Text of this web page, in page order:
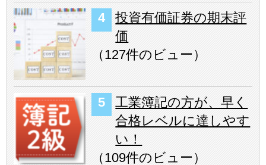
投資有価証券の期末評
価
（127件のビュー ）
工業簿記の方が、早く
合格レベルに達しやす
い！
（109件のビュー ）